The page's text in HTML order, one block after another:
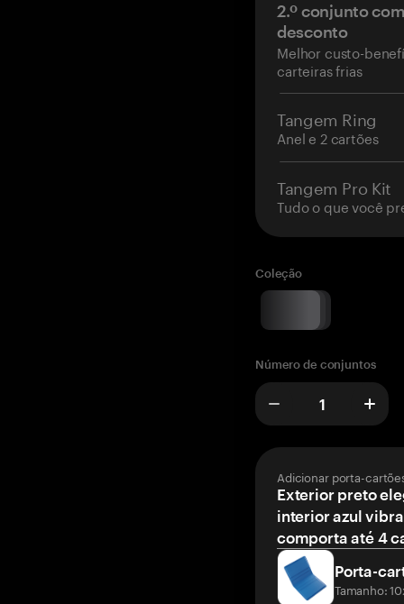
2.º conjunto
desconto
Melhor custo-
carteiras frias
Tangem Ring
Anel e 2 cartões
Tangem Pro Kit
Tudo o que você
Coleção
Número de conjuntos
Adicionar porta-
Exterior preto
interior azul
comporta até 4
Porta-
Tamanho: